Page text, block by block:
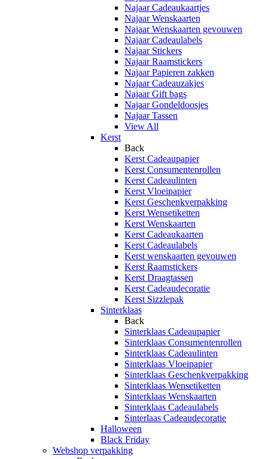
Najaar Cadeaukaartjes
Najaar Wenskaarten
Najaar Wenskaarten gevouwen
Najaar Cadeaulabels
Najaar Stickers
Najaar Raamstickers
Najaar Papieren zakken
Najaar Cadeauzakjes
Najaar Gift bags
Najaar Gondeldoosjes
Najaar Tassen
View All
Kerst
Back
Kerst Cadeaupapier
Kerst Consumentenrollen
Kerst Cadeaulinten
Kerst Vloeipapier
Kerst Geschenkverpakking
Kerst Wensetiketten
Kerst Wenskaarten
Kerst Cadeaukaarten
Kerst Cadeaulabels
Kerst wenskaarten gevouwen
Kerst Raamstickers
Kerst Draagtassen
Kerst Cadeaudecoratie
Kerst Sizzlepak
Sinterklaas
Back
Sinterklaas Cadeaupapier
Sinterklaas Consumentenrollen
Sinterklaas Cadeaulinten
Sinterklaas Vloeipapier
Sinterklaas Geschenkverpakking
Sinterklaas Wensetiketten
Sinterklaas Wenskaarten
Sinterklaas Cadeaulabels
Sinterlaas Cadeaudecoratie
Halloween
Black Friday
Webshop verpakking